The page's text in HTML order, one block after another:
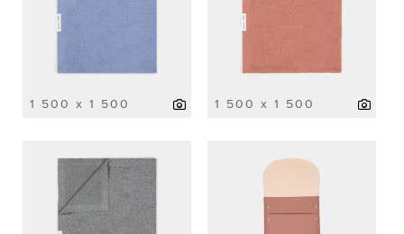
1 500 x 1 500 1 500 x 1 500